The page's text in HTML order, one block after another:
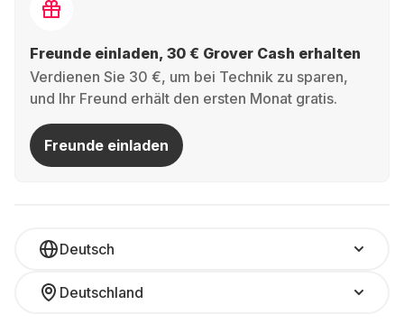
Freunde einladen, 30 € Grover Cash erhalten
Verdienen Sie 30 €, um bei Technik zu sparen,
und Ihr Freund erhält den ersten Monat gratis.
Freunde einladen
Deutsch
Deutschland